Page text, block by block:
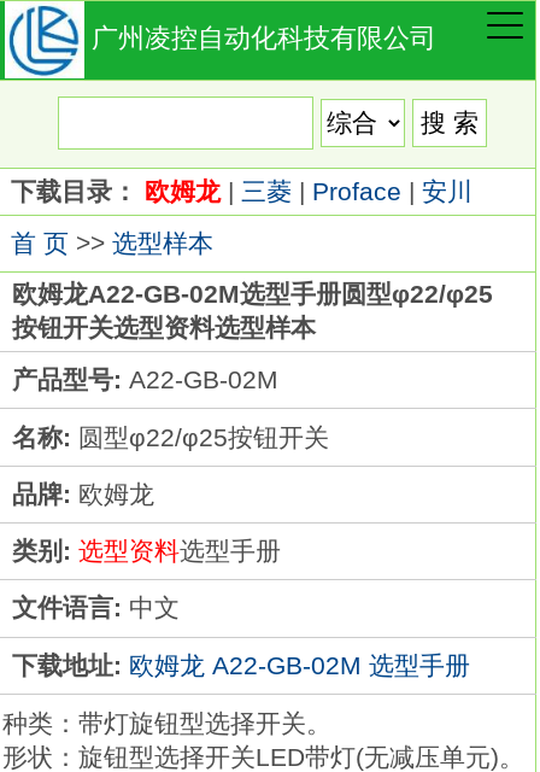
广州凌控自动化科技有限公司
下载目录： 欧姆龙| 三菱| Proface | 安川
首 页>> 选型样本
欧姆龙A22-GB-02M选型手册圆型φ22/φ25
按钮开关选型资料选型样本
产品型号: A22-GB-02M
名称: 圆型φ22/φ25按钮开关
品牌: 欧姆龙
类别: 选型资料选型手册
文件语言: 中文
下载地址: 欧姆龙 A22-GB-02M 选型手册
种类：带灯旋钮型选择开关。
形状：旋钮型选择开关LED带灯(无减压单元)。